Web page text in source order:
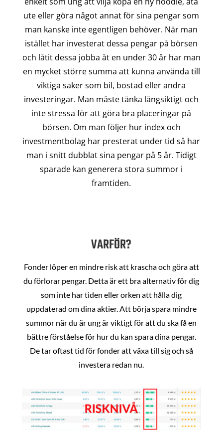
ute eller göra något annat för sina pengar som
man kanske inte egentligen behöver. När man
istället har investerat dessa pengar på börsen
och låtit dessa jobba åt en under 30 år har man
en mycket större summa att kunna använda till
viktiga saker som bil, bostad eller andra
investeringar. Man måste tänka långsiktigt och
inte stressa för att göra bra placeringar på
börsen. Om man följer hur index och
investmentbolag har presterat under tid så har
man i snitt dubblat sina pengar på 5 år. Tidigt
sparade kan generera stora summor i
framtiden.
VARFÖR?
Fonder löper en mindre risk att krascha och göra att
du förlorar pengar. Detta är ett bra alternativ för dig
som inte har tiden eller orken att hålla dig
uppdaterad om dina aktier. Att börja spara mindre
summor när du är ung är viktigt för att du ska få en
bättre förståelse för hur du kan spara dina pengar.
De tar oftast tid för fonder att växa till sig och så
investera redan nu.